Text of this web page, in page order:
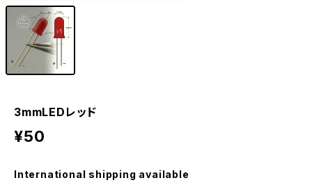
3mmLEDレッド
¥50
International shipping available